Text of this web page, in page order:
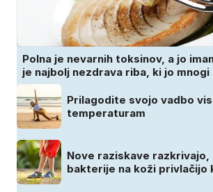
Polna je nevarnih toksinov, a jo
je najbolj nezdrava riba, ki jo
Prilagodite svojo vadbo
temperaturam
Nove raziskave
bakterije na koži privlačijo